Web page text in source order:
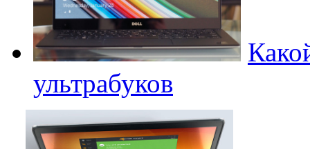
ультрабуков